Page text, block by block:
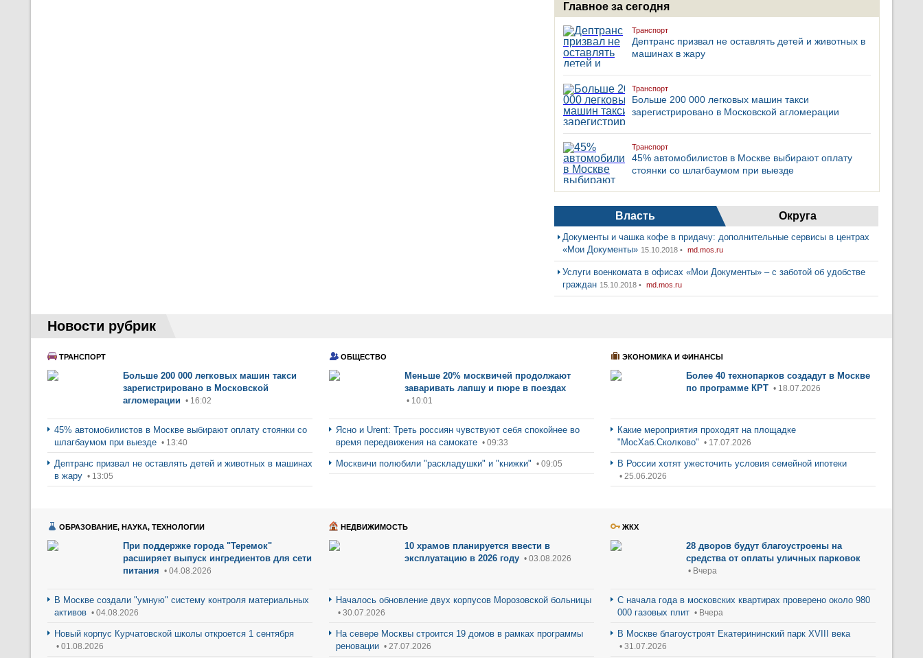
Главное за сегодня
Транспорт
Дептранс призвал не оставлять детей и животных в
машинах в жару
Транспорт
Больше 200 000 легковых машин такси
зарегистрировано в Московской агломерации
Транспорт
45% автомобилистов в Москве выбирают оплату
стоянки со шлагбаумом при выезде
Власть Округа
Документы и чашка кофе в придачу: дополнительные сервисы в центрах
«Мои Документы» 15.10.2018 • md.mos.ru
Услуги военкомата в офисах «Мои Документы» – с заботой об удобстве
граждан 15.10.2018 • md.mos.ru
Новости рубрик
ТРАНСПОРТ
Больше 200 000 легковых машин такси
зарегистрировано в Московской
агломерации • 16:02
45% автомобилистов в Москве выбирают оплату стоянки со
шлагбаумом при выезде • 13:40
Дептранс призвал не оставлять детей и животных в машинах
в жару • 13:05
ОБЩЕСТВО
Меньше 20% москвичей продолжают
заваривать лапшу и пюре в поездах
• 10:01
Ясно и Urent: Треть россиян чувствуют себя спокойнее во
время передвижения на самокате • 09:33
Москвичи полюбили "раскладушки" и "книжки" • 09:05
ЭКОНОМИКА И ФИНАНСЫ
Более 40 технопарков создадут в Москве
по программе КРТ • 18.07.2026
Какие мероприятия проходят на площадке
"МосХаб.Сколково" • 17.07.2026
В России хотят ужесточить условия семейной ипотеки
• 25.06.2026
ОБРАЗОВАНИЕ, НАУКА, ТЕХНОЛОГИИ
При поддержке города "Теремок"
расширяет выпуск ингредиентов для сети
питания • 04.08.2026
В Москве создали "умную" систему контроля материальных
активов • 04.08.2026
Новый корпус Курчатовской школы откроется 1 сентября
• 01.08.2026
НЕДВИЖИМОСТЬ
10 храмов планируется ввести в
эксплуатацию в 2026 году • 03.08.2026
Началось обновление двух корпусов Морозовской больницы
• 30.07.2026
На севере Москвы строится 19 домов в рамках программы
реновации • 27.07.2026
ЖКХ
28 дворов будут благоустроены на
средства от оплаты уличных парковок
• Вчера
С начала года в московских квартирах проверено около 980
000 газовых плит • Вчера
В Москве благоустроят Екатерининский парк XVIII века
• 31.07.2026